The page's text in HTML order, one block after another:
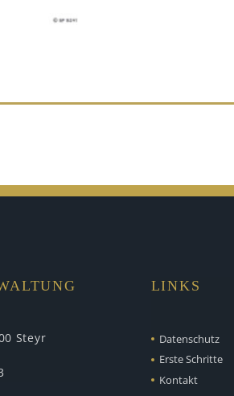
Steyr
LINKS
Datenschutz
Erste Schritte
Kontakt